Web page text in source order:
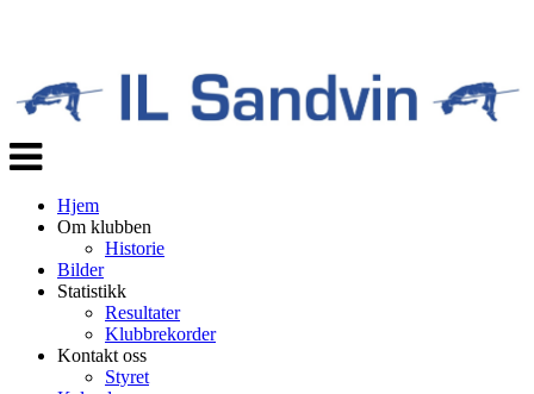
Veksle
navigasjon
Hjem
Om klubben
Historie
Bilder
Statistikk
Resultater
Klubbrekorder
Kontakt oss
Styret